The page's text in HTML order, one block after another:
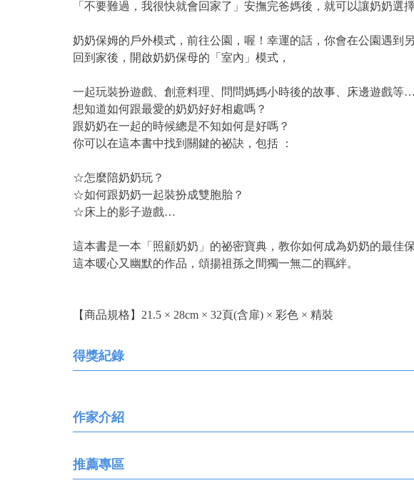
「不要難過，我很快就會回家了」安撫完爸媽後，就可以讓奶奶選
奶奶保姆的戶外模式，前往公園，喔！幸運的話，你會在公園遇到
回到家後，開啟奶奶保母的「室內」模式，
一起玩裝扮遊戲、創意料理、問問媽媽小時後的故事、床邊遊戲
想知道如何跟最愛的奶奶好好相處嗎？
跟奶奶在一起的時候總是不知如何是好嗎？
你可以在這本書中找到關鍵的祕訣，包括 ：
☆怎麼陪奶奶玩？
☆如何跟奶奶一起裝扮成雙胞胎？
☆床上的影子遊戲…
這本書是一本「照顧奶奶」的祕密寶典，教你如何成為奶奶的最
這本暖心又幽默的作品，頌揚祖孫之間獨一無二的羈絆。
【商品規格】21.5 × 28cm × 32頁(含扉) × 彩色 × 精裝
得獎紀錄
作家介紹
推薦專區